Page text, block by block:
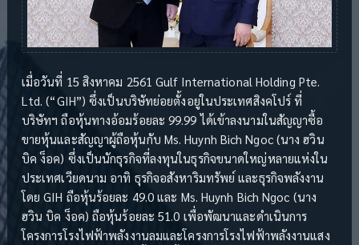
เมื่อวันที่ 15 สิงหาคม 2561 Gulf International Holding Pte.
Ltd. (“GIH”) ซึ่งเป็นบริษัทย่อยตั้งอยู่ในประเทศสิงคโปร์ ที่
บริษัทฯ ถือหุ้นทางอ้อมร้อยละ 99.99 ได้เข้าลงนามในสัญญาซื้อ
ขายหุ้นและสัญญาผู้ถือหุ้นกับ Ms. Huynh Bich Ngoc (นาง ฮวิน
บิค ง็อค) ซึ่งเป็นนักธุรกิจที่ลงทุนในธุรกิจขนาดใหญ่หลายแห่งใน
ประเทศเวียดนาม อาทิ ธุรกิจอสังหาริมทรัพย์ และธุรกิจพลังงาน
โดย GIH ถือหุ้นร้อยละ 49.0 และ Ms. Huynh Bich Ngoc (นาง
ฮวิน บิค ง็อค) ถือหุ้นร้อยละ 51.0 เพื่อพัฒนาและดำเนินการ
โครงการโรงไฟฟ้าพลังงานลมและโครงการโรงไฟฟ้าพลังงานแสง